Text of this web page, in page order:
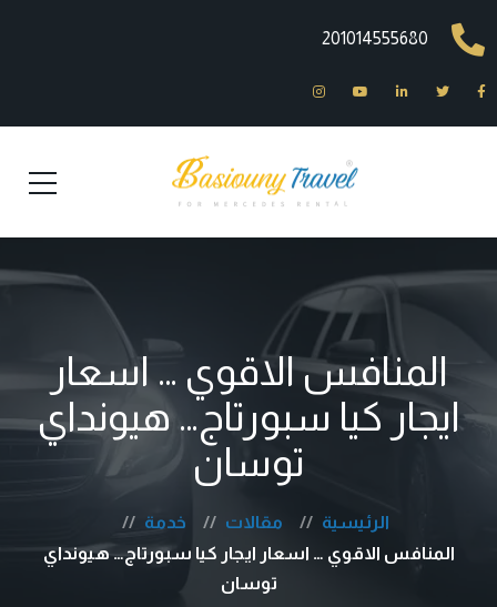
201014555680
المنافس الاقوي … اسعار
ايجار كيا سبورتاج… هيونداي
توسان
الرئيسية مقالات
خدمة
المنافس الاقوي … اسعار ايجار كيا سبورتاج… هيونداي
توسان